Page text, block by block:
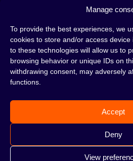
Manage
To provide the best experiences, we
cookies to store and/or access
to these technologies will allow us to
browsing behavior or unique IDs on
withdrawing consent, may adversely
functions.
Accept
Deny
View
УСЛОВИЯ
Кальян — это отличная идея для
одиночестве; это интересный ритуал,
Несмотря на то, знакомы тебе слова
нет, это место идеально подходит для тебя!